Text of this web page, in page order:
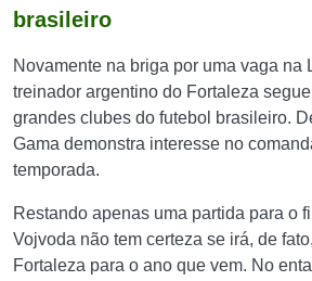
brasileiro
Novamente na briga por uma vaga na
treinador argentino do Fortaleza
grandes clubes do futebol brasileiro.
Gama demonstra interesse no
temporada.
Restando apenas uma partida para o
Vojvoda não tem certeza se irá, de
Fortaleza para o ano que vem. No